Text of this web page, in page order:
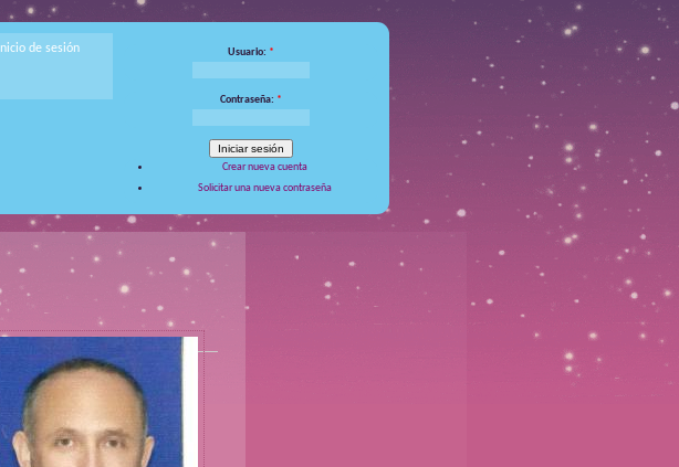
Inicio de sesión Usuario: *
Contraseña: *
Crear nueva cuenta
Solicitar una nueva contraseña